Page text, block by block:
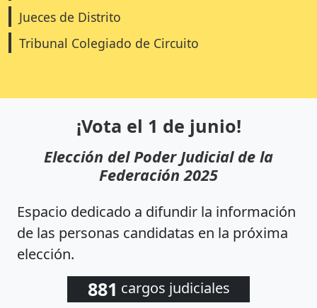
Jueces de Distrito
Tribunal Colegiado de Circuito
¡Vota el 1 de junio!
Elección del Poder Judicial de la
Federación 2025
Espacio dedicado a difundir la información
de las personas candidatas en la próxima
elección.
881 cargos judiciales